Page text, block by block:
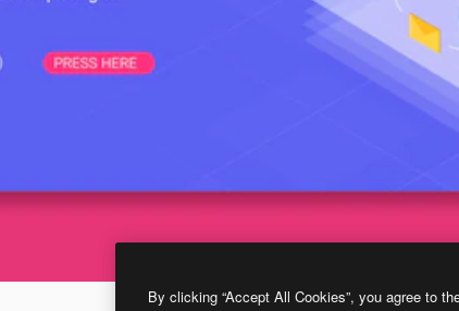
By clicking “Accept All Cookies”, you agree to